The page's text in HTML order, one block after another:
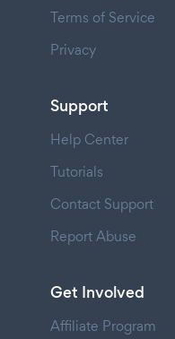
Terms of Service
Privacy
Support
Help Center
Tutorials
Contact Support
Report Abuse
Get Involved
Affiliate Program